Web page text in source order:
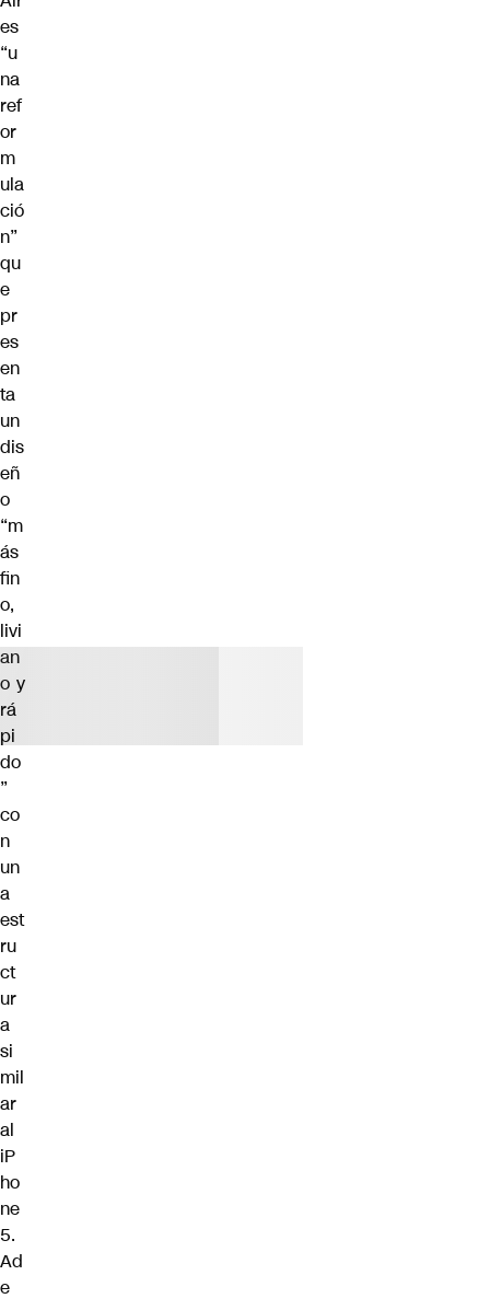
es
“u
na
ref
or
m
ula
ció
n”
qu
e
pr
es
en
ta
un
dis
eñ
o
“m
ás
fin
o,
livi
an
o y
rá
pi
do
”
co
n
un
a
est
ru
ct
ur
a
si
mil
ar
al
iP
ho
ne
5.
Ad
e